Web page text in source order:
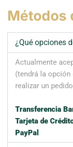
Métodos
¿Qué opciones
Actualmente
(tendrá la opción
realizar un
Transferencia
Tarjeta de
PayPal